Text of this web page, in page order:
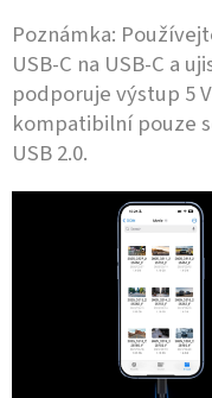
Poznámka:
USB-C na USB-C a
podporuje výstup 5
kompatibilní pouze
USB 2.0.